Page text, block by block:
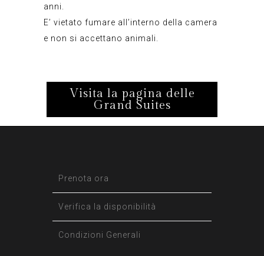
anni.
E’ vietato fumare all’interno della camera
e non si accettano animali.
Visita la pagina delle
Grand Suites
Prenota ora
Verifica la disponibilità
Condizioni Generali